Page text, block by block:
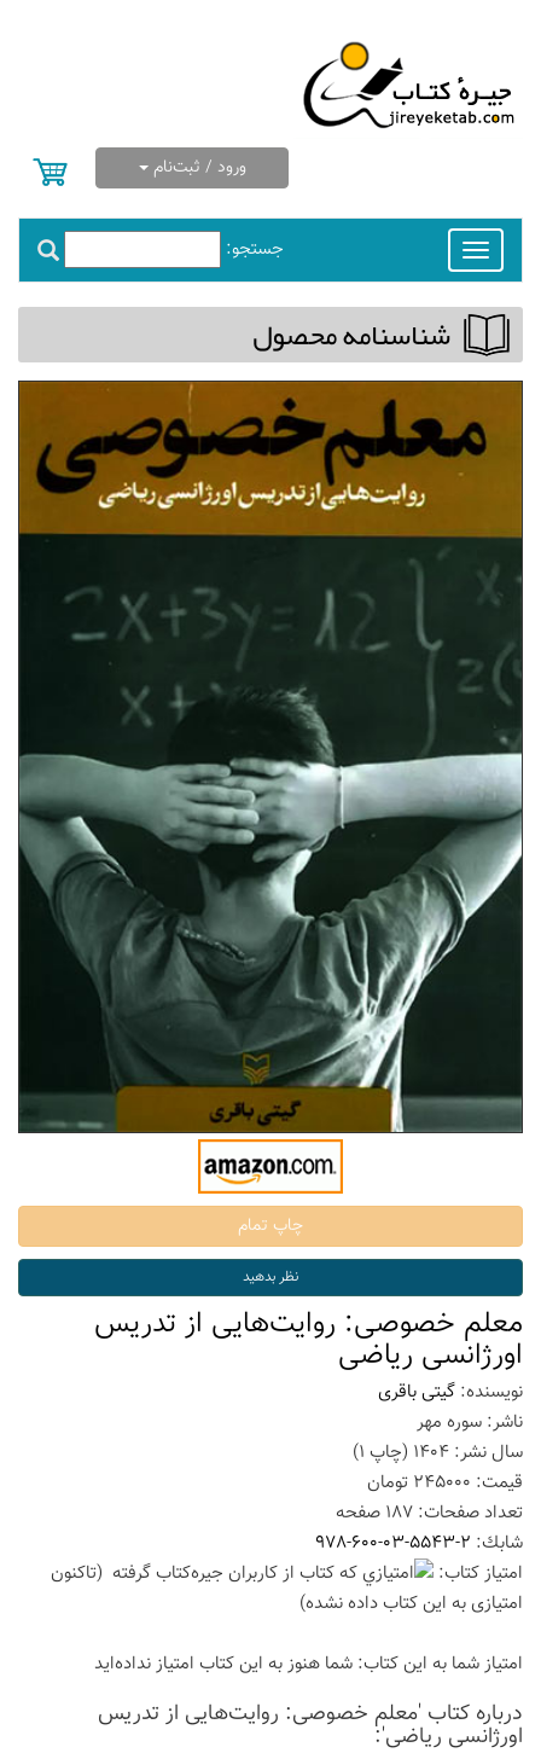
ورود / ثبت‌نام
جستجو:
Toggle
navigation
شناسنامه محصول
معلم خصوصی: روایت‌هایی از تدریس
اورژانسی ریاضی
نویسنده: گیتی باقری
ناشر: سوره مهر
سال نشر: 1404 (چاپ 1
)
قیمت: 245000 تومان
تعداد صفحات: 187 صفحه
شابك: 978-600-03-5543-2
امتیاز كتاب:
(تاكنون
امتیازی به این كتاب داده نشده)
امتیاز شما به این كتاب: شما هنوز به این كتاب امتیاز نداده‌اید
درباره كتاب 'معلم خصوصی: روایت‌هایی از تدریس
اورژانسی ریاضی':